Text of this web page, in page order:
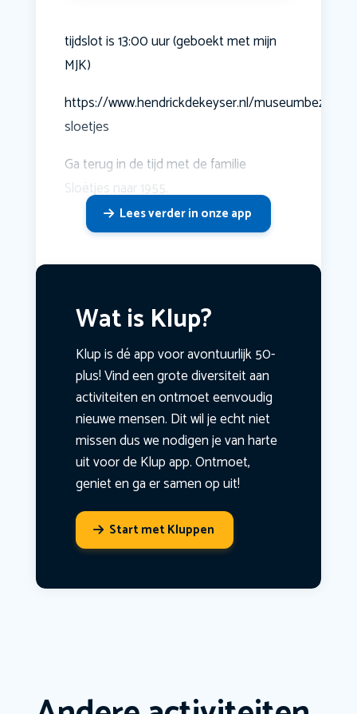
tijdslot is 13:00 uur (geboekt met mijn
MJK)
https://www.hendrickdekeyser.nl/museumbezoek/
sloetjes
Ga terug in de tijd met de familie
Sloëtjes naar 1955.
Lees verder in onze app
Wat is Klup?
Klup is dé app voor avontuurlijk 50-
plus! Vind een grote diversiteit aan
activiteiten en ontmoet eenvoudig
nieuwe mensen. Dit wil je echt niet
missen dus we nodigen je van harte
uit voor de Klup app. Ontmoet,
geniet en ga er samen op uit!
Start met Kluppen